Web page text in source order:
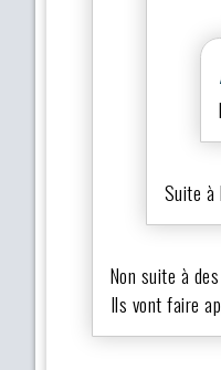
Suite à
Non suite à
Ils vont faire